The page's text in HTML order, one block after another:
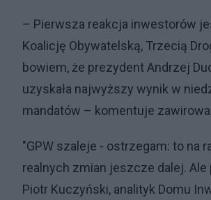
– Pierwsza reakcja inwestorów
Koalicję Obywatelską, Trzecią
bowiem, że prezydent Andrzej
uzyskała najwyższy wynik w
mandatów – komentuje
"GPW szaleje - ostrzegam: to na
realnych zmian jeszcze dalej.
Piotr Kuczyński, analityk Domu